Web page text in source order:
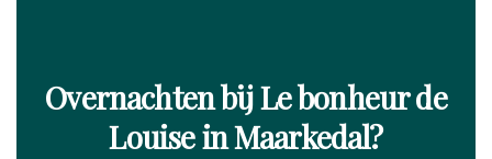
Overnachten bij Le bonheur de
Louise in Maarkedal?